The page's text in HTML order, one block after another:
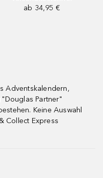
ab 34,95 €
Adventskalendern,
Partner"
Keine Auswahl
Collect Express